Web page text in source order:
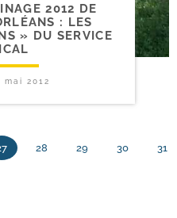
2012 DE
: LES
» DU SERVICE
mai 2012
28 29 30 31